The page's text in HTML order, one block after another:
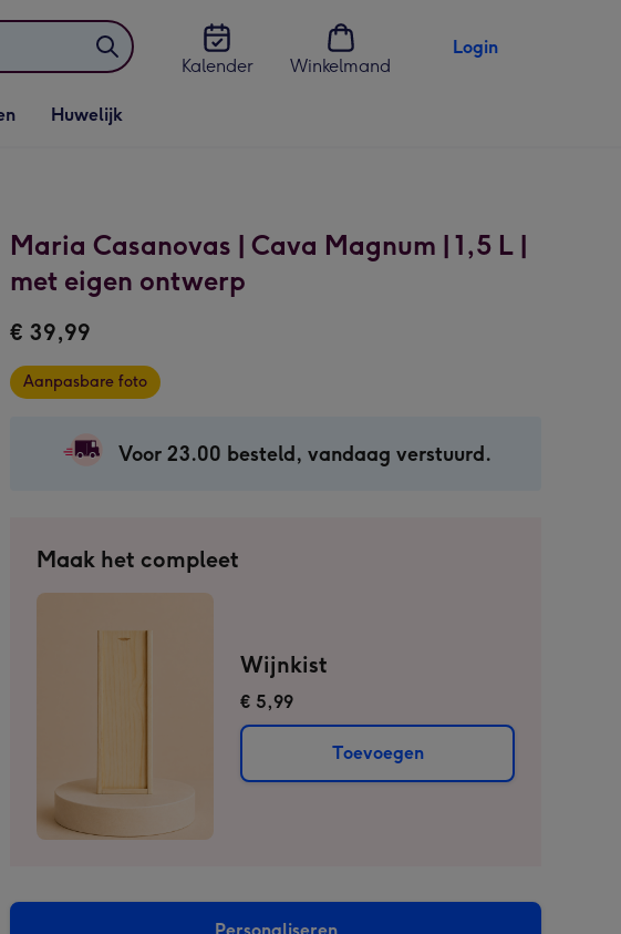
Kalender
Winkelmand
Login
Vervolgkeuzelijst
Huwelijk openen
Huwelijk
Maria Casanovas | Cava Magnum | 1,5 L |
met eigen ontwerp
€ 39,99
Aanpasbare foto
Voor 23.00 besteld, vandaag verstuurd.
Maak het compleet
Wijnkist
€ 5,99
Toevoegen